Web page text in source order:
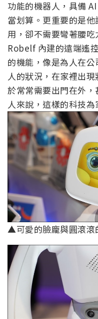
功能的機器人，具備
當划算。更重要的是
用，卻不需要彎著腰
Robelf 內建的遠端遙
的機能，像是為人在
人的狀況，在家裡出
於常常需要出門在外
人來說，這樣的科技為
▲可愛的臉龐與圓滾滾